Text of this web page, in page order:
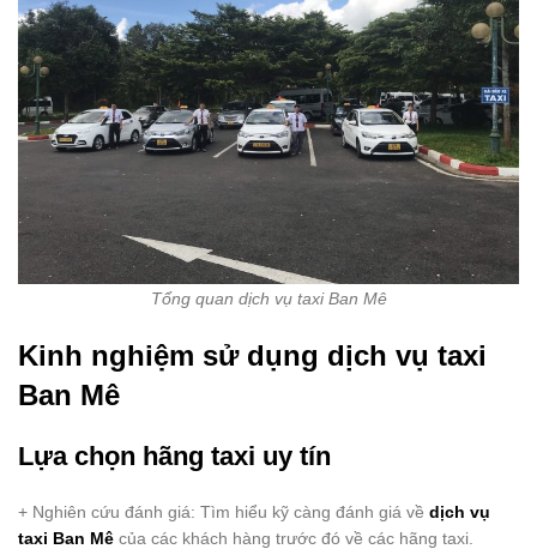
Tổng quan dịch vụ taxi Ban Mê
Kinh nghiệm sử dụng dịch vụ taxi
Ban Mê
Lựa chọn hãng taxi uy tín
+ Nghiên cứu đánh giá: Tìm hiểu kỹ càng đánh giá về dịch vụ
taxi Ban Mê của các khách hàng trước đó về các hãng taxi.